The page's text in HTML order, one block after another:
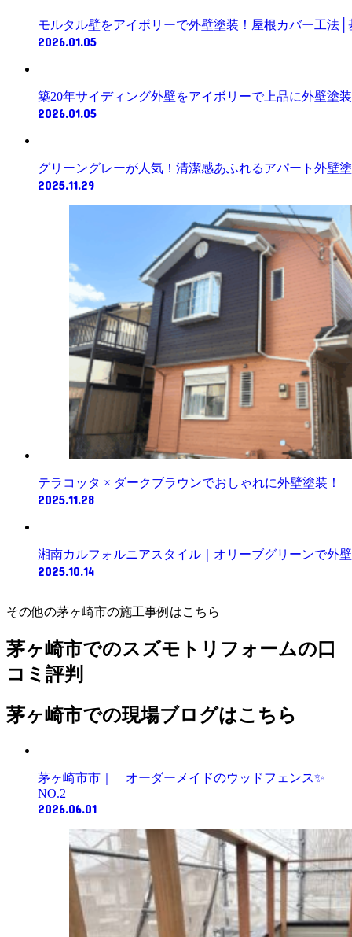
モルタル壁をアイボリーで外壁塗装！屋根カバー工法
2026.01.05
築20年サイディング外壁をアイボリーで上品に外壁塗
2026.01.05
グリーングレーが人気！清潔感あふれるアパート外壁
2025.11.29
テラコッタ × ダークブラウンでおしゃれに外壁塗装！
2025.11.28
湘南カルフォルニアスタイル｜オリーブグリーンで外
2025.10.14
その他の茅ヶ崎市の施工事例はこちら
茅ヶ崎市でのスズモトリフォームの口
コミ評判
茅ヶ崎市での現場ブログはこちら
茅ヶ崎市市｜ オーダーメイドのウッドフェンス✨
NO.2
2026.06.01